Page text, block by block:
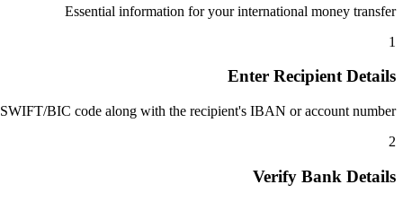
Essential information for your international money transfer
1
Enter Recipient Details
BIC code along with the recipient's IBAN or account number.
2
Verify Bank Details